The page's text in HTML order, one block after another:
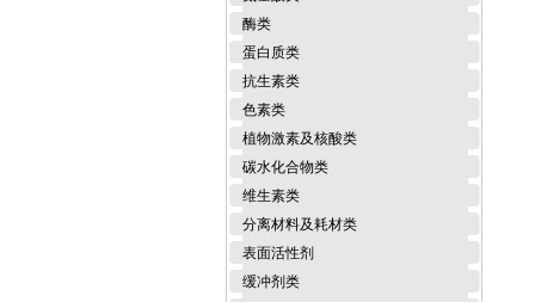
酶类
蛋白质类
抗生素类
色素类
植物激素及核酸类
碳水化合物类
维生素类
分离材料及耗材类
表面活性剂
缓冲剂类